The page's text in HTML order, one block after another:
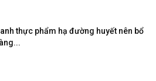
thực phẩm hạ đường huyết nên bổ